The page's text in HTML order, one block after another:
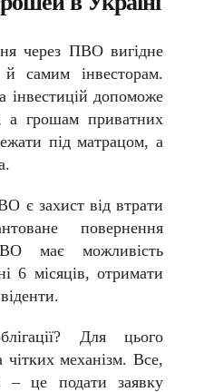
через ПВО вигідне
самим інвесторам.
інвестицій допоможе
а грошам приватних
під матрацом, а
є захист від втрати
повернення
має можливість
6 місяців, отримати
Для цього
механізм. Все,
– це подати заявку